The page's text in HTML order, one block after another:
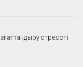
стрессті